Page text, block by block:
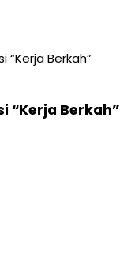
“Kerja Berkah”
“Kerja Berkah”